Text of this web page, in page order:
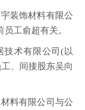
装饰材料有限公
工俞超有关。
术有限公司(以
、间接股东吴向
料有限公司与公